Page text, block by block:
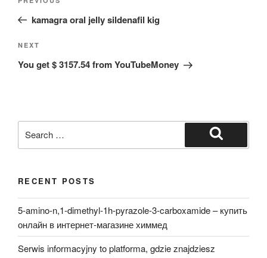
Postkamagra oral jelly sildenafil kig
Next
Post
NEXT
You get $ 3157.54 from YouTubeMoney
for:
Search
RECENT POSTS
5-amino-n,1-dimethyl-1h-pyrazole-3-carboxamide – купить
онлайн в интернет-магазине химмед
Serwis informacyjny to platforma, gdzie znajdziesz